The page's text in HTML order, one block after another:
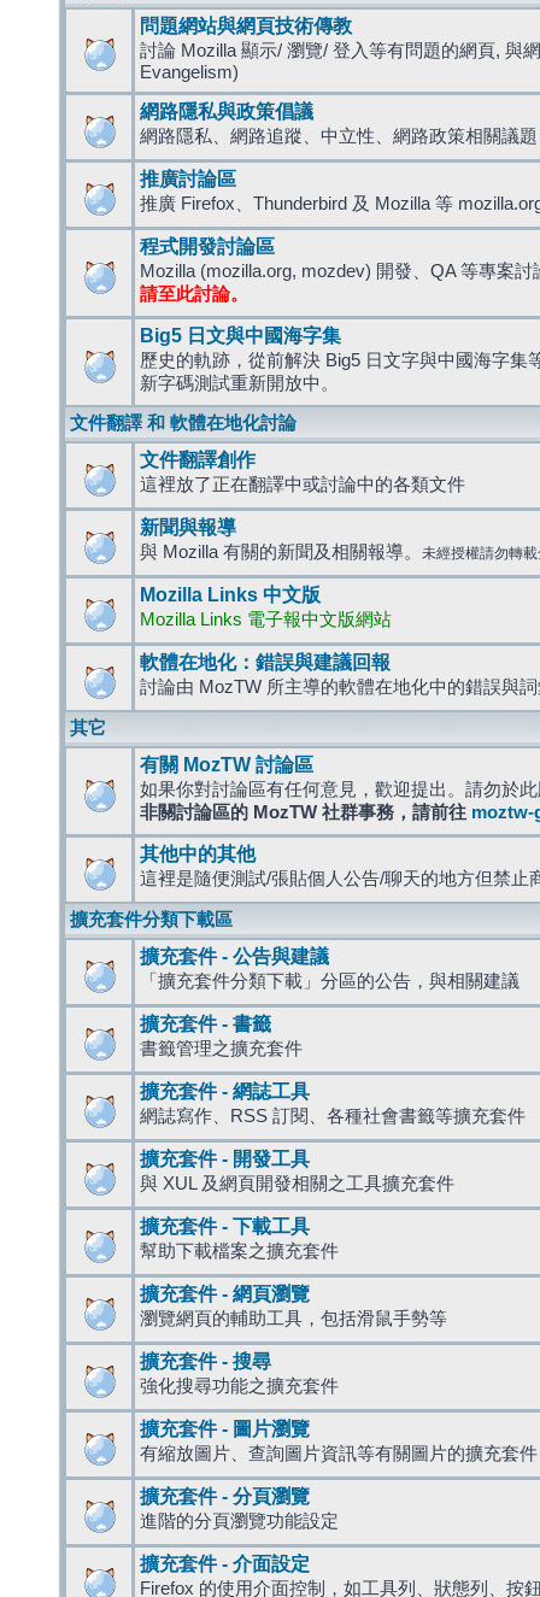
問題網站與網頁技術傳教
討論 Mozilla 顯示/ 瀏覽/ 登入等有問題的網頁, 與
Evangelism)
網路隱私與政策倡議
網路隱私、網路追蹤、中立性、網路政策相關議題
推廣討論區
推廣 Firefox、Thunderbird 及 Mozilla 等
程式開發討論區
Mozilla (mozilla.org, mozdev) 開發、QA 等專案討
請至此討論。
Big5 日文與中國海字集
歷史的軌跡，從前解決 Big5 日文字與中國海字集
新字碼測試重新開放中。
文件翻譯 和 軟體在地化討論
文件翻譯創作
這裡放了正在翻譯中或討論中的各類文件
新聞與報導
與 Mozilla 有關的新聞及相關報導。 未經授權請勿轉
Mozilla Links 中文版
Mozilla Links 電子報中文版網站
軟體在地化：錯誤與建議回報
討論由 MozTW 所主導的軟體在地化中的錯誤與
其它
有關 MozTW 討論區
如果你對討論區有任何意見，歡迎提出。請勿於
非關討論區的 MozTW 社群事務，請前往 moztw-
其他中的其他
這裡是隨便測試/張貼個人公告/聊天的地方但禁止
擴充套件分類下載區
擴充套件 - 公告與建議
「擴充套件分類下載」分區的公告，與相關建議
擴充套件 - 書籤
書籤管理之擴充套件
擴充套件 - 網誌工具
網誌寫作、RSS 訂閱、各種社會書籤等擴充套件
擴充套件 - 開發工具
與 XUL 及網頁開發相關之工具擴充套件
擴充套件 - 下載工具
幫助下載檔案之擴充套件
擴充套件 - 網頁瀏覽
瀏覽網頁的輔助工具，包括滑鼠手勢等
擴充套件 - 搜尋
強化搜尋功能之擴充套件
擴充套件 - 圖片瀏覽
有縮放圖片、查詢圖片資訊等有關圖片的擴充套件
擴充套件 - 分頁瀏覽
進階的分頁瀏覽功能設定
擴充套件 - 介面設定
Firefox 的使用介面控制，如工具列、狀態列、按